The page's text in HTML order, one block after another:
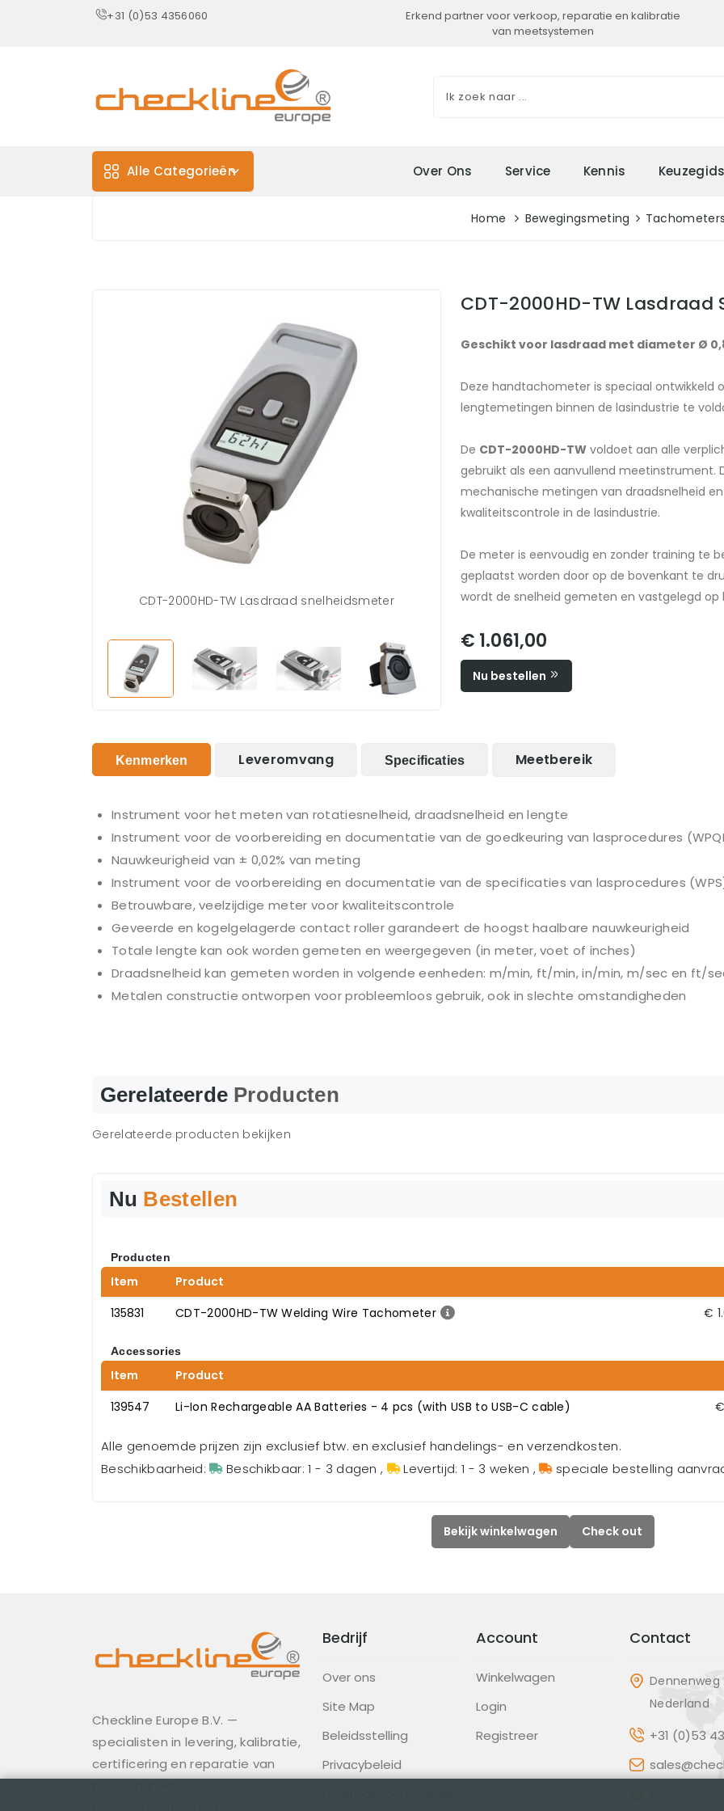
+31 (0)53 4356060
Erkend partner voor verkoop, reparatie en kalibratie
van meetsystemen
Alle Categorieën Over Ons Service Kennis Keuzegids
Home Bewegingsmeting Tachometers
CDT-2000HD-TW Lasdraad snelheidsmeter
CDT-2000HD-TW Lasdraad
Geschikt voor lasdraad met diameter Ø
Deze handtachometer is speciaal ontwikkeld
lengtemetingen binnen de lasindustrie te
De CDT-2000HD-TW voldoet aan alle
gebruikt als een aanvullend meetinstrument.
mechanische metingen van draadsnelheid
kwaliteitscontrole in de lasindustrie.
De meter is eenvoudig en zonder training te
geplaatst worden door op de bovenkant te
wordt de snelheid gemeten en vastgelegd op
€ 1.061,00
Nu bestellen
Kenmerken Leveromvang Specificaties Meetbereik
Instrument voor het meten van rotatiesnelheid, draadsnelheid en lengte
Instrument voor de voorbereiding en documentatie van de goedkeuring van lasprocedures
Nauwkeurigheid van ± 0,02% van meting
Instrument voor de voorbereiding en documentatie van de specificaties van lasprocedures
Betrouwbare, veelzijdige meter voor kwaliteitscontrole
Geveerde en kogelgelagerde contact roller garandeert de hoogst haalbare nauwkeurigheid
Totale lengte kan ook worden gemeten en weergegeven (in meter, voet of inches)
Draadsnelheid kan gemeten worden in volgende eenheden: m/min, ft/min, in/min, m/sec en ft/
Metalen constructie ontworpen voor probleemloos gebruik, ook in slechte omstandigheden
Gerelateerde Producten
Gerelateerde producten bekijken
Nu Bestellen
Producten
Item Product
135831
CDT-2000HD-TW Welding Wire Tachometer €
Accessories
Item Product
139547
Li-Ion Rechargeable AA Batteries - 4 pcs (with USB to USB-C cable)
Alle genoemde prijzen zijn exclusief btw. en exclusief handelings- en verzendkosten.
Beschikbaarheid:
Beschikbaar: 1 - 3 dagen , Levertijd: 1 - 3 weken , speciale bestelling
Bekijk winkelwagen Check out
Checkline Europe B.V. —
specialisten in levering, kalibratie,
certificering en reparatie van
Bedrijf
Over ons
Site Map
Beleidsstelling
Privacybeleid
Account
Winkelwagen
Login
Registreer
Contact
Dennenweg
Nederland
+31 (0)53